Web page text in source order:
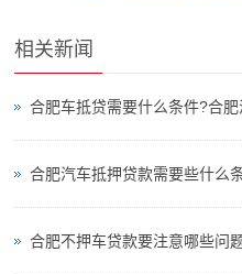
相关新闻
合肥车抵贷需要什么条件?合
合肥汽车抵押贷款需要些什么
合肥不押车贷款要注意哪些问